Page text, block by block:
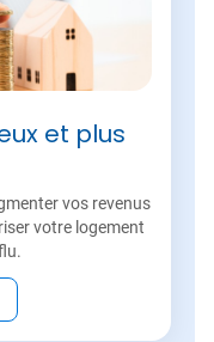
et plus
vos revenus
votre logement